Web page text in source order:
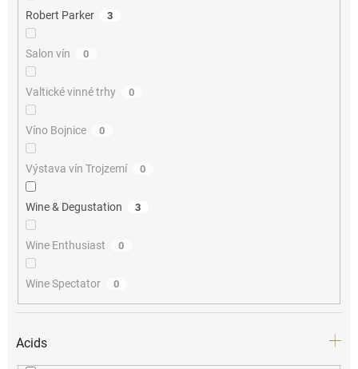
Robert Parker 3
Salon vín 0
Valtické vinné trhy 0
Víno Bojnice 0
Výstava vín Trojzemí 0
Wine & Degustation 3
Wine Enthusiast 0
Wine Spectator 0
Acids